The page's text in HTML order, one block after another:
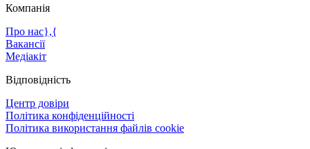
Компанія
Про нас},{
Вакансії
Медіакіт
Відповідність
Центр довіри
Політика конфіденційності
Політика використання файлів cookie